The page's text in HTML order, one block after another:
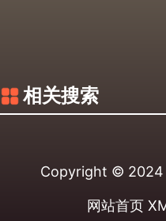
相关搜索
Copyright © 2024
网站首页